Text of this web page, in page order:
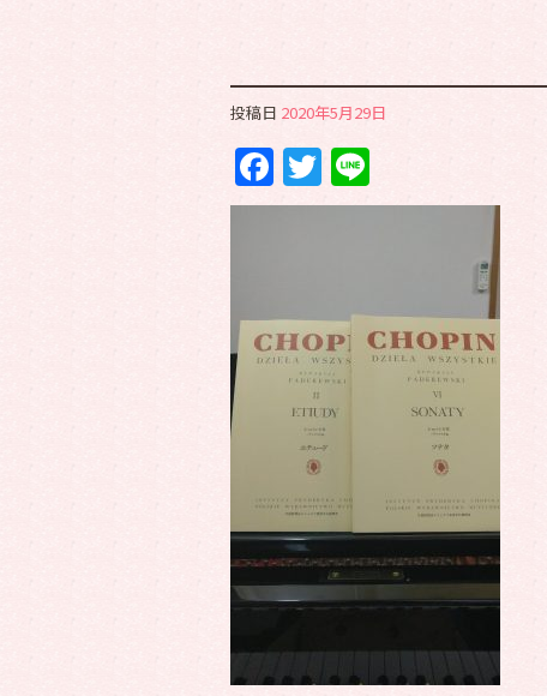
投稿日 2020年5月29日
Facebook
Twitter